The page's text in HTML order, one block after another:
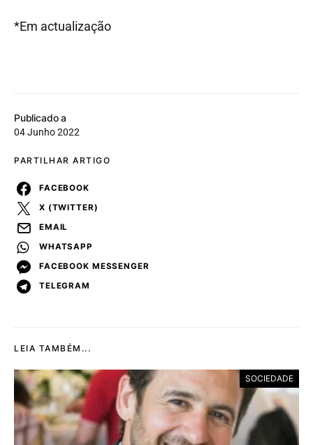
Publicado a
04 Junho 2022
PARTILHAR ARTIGO
FACEBOOK
X (TWITTER)
EMAIL
WHATSAPP
FACEBOOK MESSENGER
TELEGRAM
*Em actualização
LEIA TAMBÉM...
SOCIEDADE